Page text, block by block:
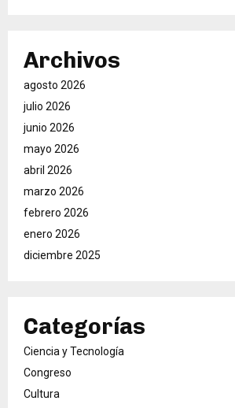
Archivos
agosto 2026
julio 2026
junio 2026
mayo 2026
abril 2026
marzo 2026
febrero 2026
enero 2026
diciembre 2025
Categorías
Ciencia y Tecnología
Congreso
Cultura